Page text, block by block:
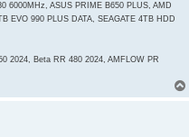
6000MHz, ASUS PRIME B650 PLUS, AMD
EVO 990 PLUS DATA, SEAGATE 4TB HDD
2024, Beta RR 480 2024, AMFLOW PR